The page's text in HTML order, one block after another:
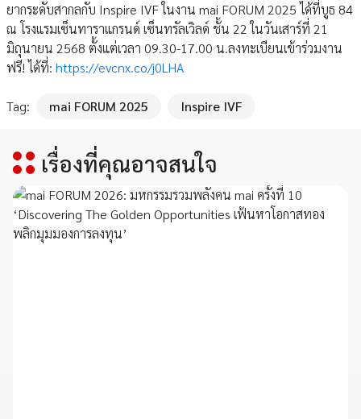
ยากระดับสากลกับ Inspire IVF ในงาน mai FORUM 2025 ได้ที่บูธ 84
ณ โรงแรมเซ็นทาราแกรนด์ เซ็นทรัลเวิลด์ ชั้น 22 ในวันเสาร์ที่ 21
มิถุนายน 2568 ตั้งแต่เวลา 09.30-17.00 น.ลงทะเบียนเข้าร่วมงาน
ฟรี! ได้ที่: https://evcnx.co/j0LHA
Tag: mai FORUM 2025 Inspire IVF
เรื่องที่คุณอาจสนใจ